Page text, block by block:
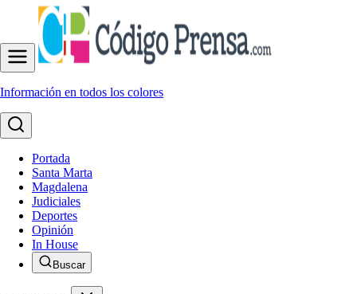
Información en todos los colores
Portada
Santa Marta
Magdalena
Judiciales
Deportes
Opinión
In House
Buscar